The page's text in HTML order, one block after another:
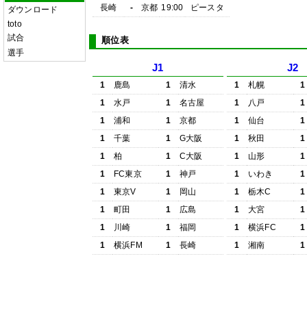
ダウンロード
toto
試合
選手
長崎
- 京都 19:00 ピースタ
順位表
J1
1 鹿島 1
清水
1
水戸 1
名古屋
1
浦和 1
京都
1
千葉 1
G大阪
1
柏 1
C大阪
1
FC東京 1
神戸
1
東京V 1
岡山
1
町田 1
広島
1
川崎 1
福岡
1
横浜FM 1 長崎
J2
1 札幌
1
1
八戸
1
1
仙台
1
1
秋田
1
1
山形
1
1
いわき
1
1
栃木C
1
1
大宮
1
1
横浜FC
1
1
湘南 1